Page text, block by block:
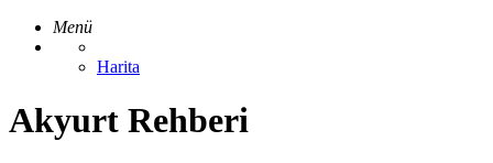
Menü
Harita
Akyurt Rehberi